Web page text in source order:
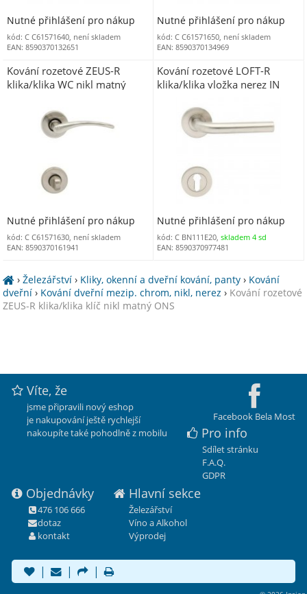
Nutné přihlášení pro nákup
kód: C C61571640, není skladem
EAN: 8590370132651
Nutné přihlášení pro nákup
kód: C C61571650, není skladem
EAN: 8590370134969
Kování rozetové ZEUS-R
klika/klika WC nikl matný
Nutné přihlášení pro nákup
kód: C C61571630, není skladem
EAN: 8590370161941
Kování rozetové LOFT-R
klika/klika vložka nerez IN
Nutné přihlášení pro nákup
kód: C BN111E20,skladem 4 sd
EAN: 8590370977481
›Železářství › Kliky, okenní a dveřní kování, panty › Kování
dveřní › Kování dveřní mezip. chrom, nikl, nerez › Kování rozetové
ZEUS-R klika/klika klíč nikl matný ONS
Facebook Bela Most
Víte, že
jsme připravili nový eshop
je nakupování ještě rychlejší
nakoupíte také pohodlně z mobilu
Pro info
Sdílet stránku
F.A.Q.
GDPR
Objednávky
476 106 666
dotaz
kontakt
Hlavní sekce
Železářství
Víno a Alkohol
Výprodej
| | |